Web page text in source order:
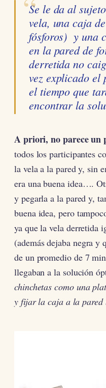
Se le da al
vela, una caja
fósforos) y una
en la pared de
derretida no
vez explicado el
el tiempo que
encontrar la
A priori, no parece un
todos los participantes
la vela a la pared y, sin
era una buena idea….
y pegarla a la pared y,
buena idea, pero
ya que la vela derretida
(además dejaba negra
de un promedio de 7
llegaban a la solución
chinchetascomo una
y fijar la caja a la pared